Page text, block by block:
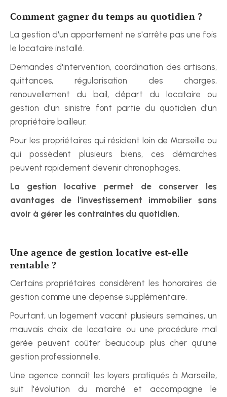
Comment gagner du temps au quotidien ?
La gestion d'un appartement ne s'arrête pas une fois
le locataire installé.
Demandes d'intervention, coordination des artisans,
quittances, régularisation des charges,
renouvellement du bail, départ du locataire ou
gestion d'un sinistre font partie du quotidien d'un
propriétaire bailleur.
Pour les propriétaires qui résident loin de Marseille ou
qui possèdent plusieurs biens, ces démarches
peuvent rapidement devenir chronophages.
La gestion locative permet de conserver les
avantages de l'investissement immobilier sans
avoir à gérer les contraintes du quotidien.
Une agence de gestion locative est-elle
rentable ?
Certains propriétaires considèrent les honoraires de
gestion comme une dépense supplémentaire.
Pourtant, un logement vacant plusieurs semaines, un
mauvais choix de locataire ou une procédure mal
gérée peuvent coûter beaucoup plus cher qu'une
gestion professionnelle.
Une agence connaît les loyers pratiqués à Marseille,
suit l'évolution du marché et accompagne le